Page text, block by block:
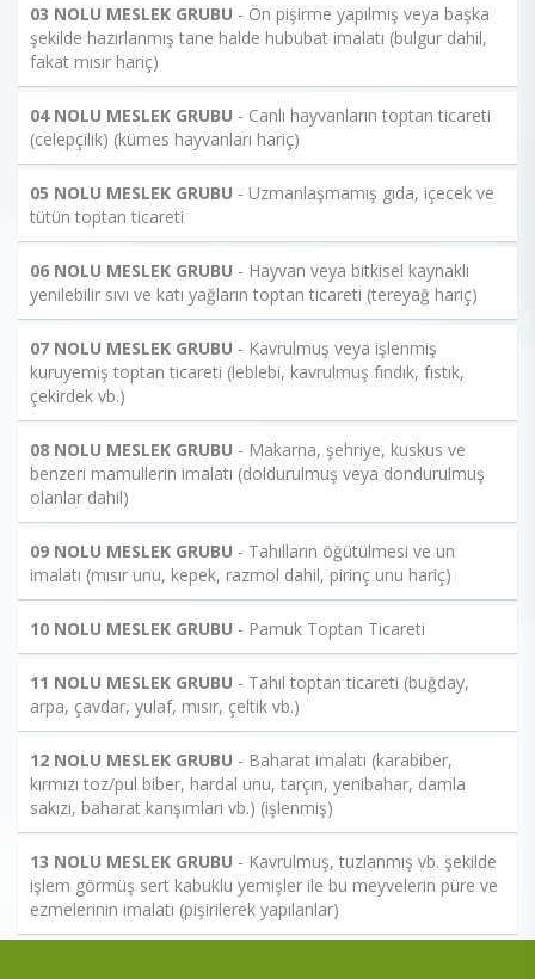
03 NOLU MESLEK GRUBU - Ön pişirme yapılmış veya başka
şekilde hazırlanmış tane halde hububat imalatı (bulgur dahil,
fakat mısır hariç)
04 NOLU MESLEK GRUBU - Canlı hayvanların toptan ticareti
(celepçilik) (kümes hayvanları hariç)
05 NOLU MESLEK GRUBU - Uzmanlaşmamış gıda, içecek ve
tütün toptan ticareti
06 NOLU MESLEK GRUBU - Hayvan veya bitkisel kaynaklı
yenilebilir sıvı ve katı yağların toptan ticareti (tereyağ hariç)
07 NOLU MESLEK GRUBU - Kavrulmuş veya işlenmiş
kuruyemiş toptan ticareti (leblebi, kavrulmuş fındık, fıstık,
çekirdek vb.)
08 NOLU MESLEK GRUBU - Makarna, şehriye, kuskus ve
benzeri mamullerin imalatı (doldurulmuş veya dondurulmuş
olanlar dahil)
09 NOLU MESLEK GRUBU - Tahılların öğütülmesi ve un
imalatı (mısır unu, kepek, razmol dahil, pirinç unu hariç)
10 NOLU MESLEK GRUBU - Pamuk Toptan Ticareti
11 NOLU MESLEK GRUBU - Tahıl toptan ticareti (buğday,
arpa, çavdar, yulaf, mısır, çeltik vb.)
12 NOLU MESLEK GRUBU - Baharat imalatı (karabiber,
kırmızı toz/pul biber, hardal unu, tarçın, yenibahar, damla
sakızı, baharat karışımları vb.) (işlenmiş)
13 NOLU MESLEK GRUBU - Kavrulmuş, tuzlanmış vb. şekilde
işlem görmüş sert kabuklu yemişler ile bu meyvelerin püre ve
ezmelerinin imalatı (pişirilerek yapılanlar)